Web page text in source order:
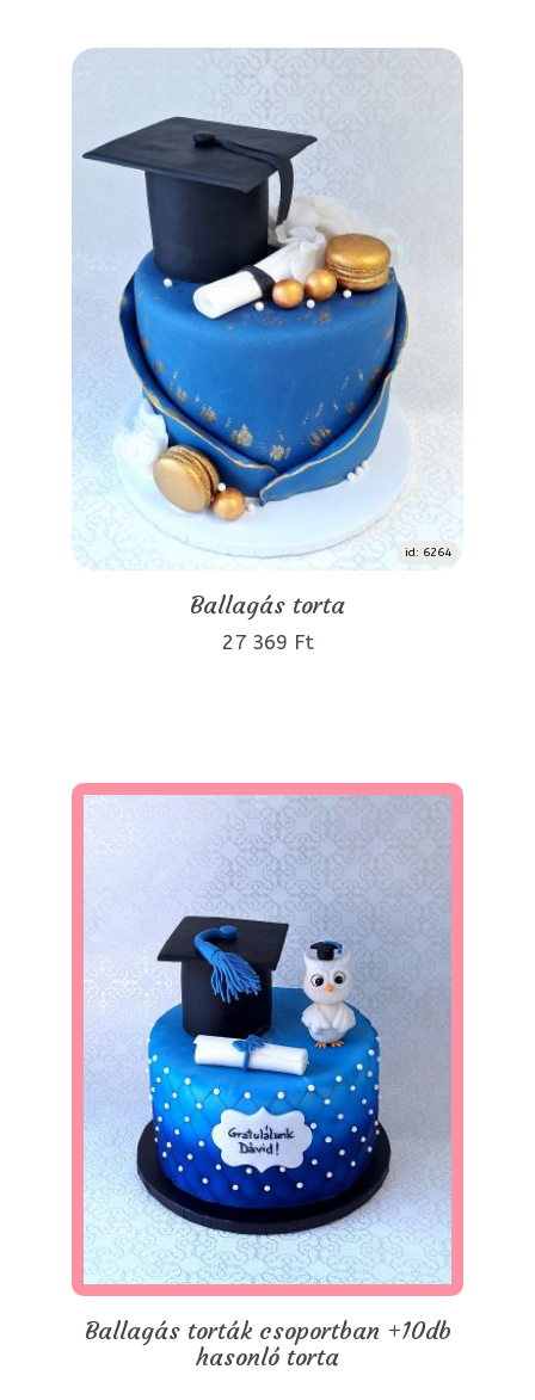
id: 6264
Ballagás torta
27 369 Ft
Ballagás torták csoportban +10db
hasonló torta